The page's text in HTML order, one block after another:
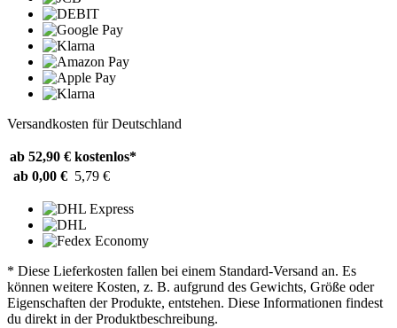
Versandkosten für Deutschland
ab 52,90 € kostenlos*
ab 0,00 € 5,79 €
* Diese Lieferkosten fallen bei einem Standard-Versand an. Es
können weitere Kosten, z. B. aufgrund des Gewichts, Größe oder
Eigenschaften der Produkte, entstehen. Diese Informationen findest
du direkt in der Produktbeschreibung.